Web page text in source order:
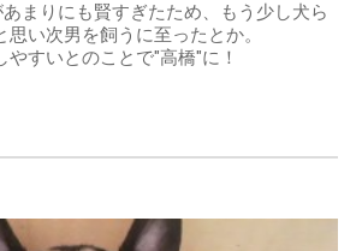
まりにも賢すぎたため、もう少し犬ら
思い次男を飼うに至ったとか。
すいとのことで"高橋"に！